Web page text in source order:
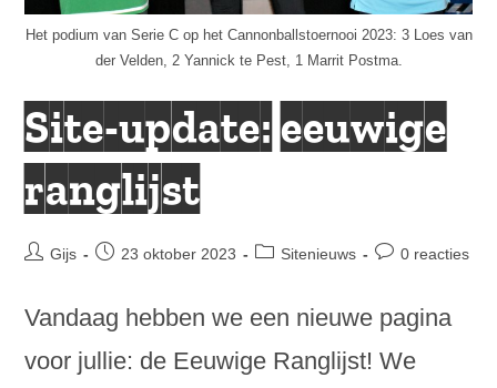
Het podium van Serie C op het Cannonballstoernooi 2023: 3 Loes van
der Velden, 2 Yannick te Pest, 1 Marrit Postma.
Site-update: eeuwige
ranglijst
Bericht
Gijs
Bericht23 oktober 2023 Berichtcategorie:
Sitenieuws
Bericht0 reacties
Vandaag hebben we een nieuwe pagina
voor jullie: de Eeuwige Ranglijst! We